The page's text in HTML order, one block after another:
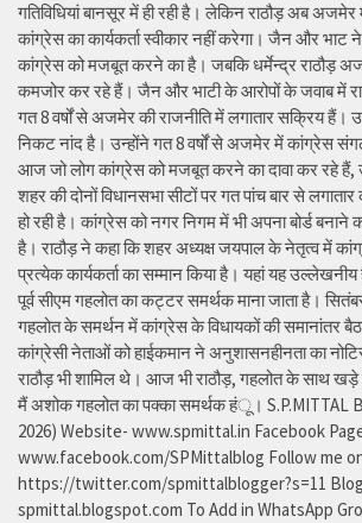
गतिविधियां बानसूर में ही रही है। लेकिन राठौड़ अब
कांग्रेस का कार्यकर्ता स्वीकार नहीं करेगा। जैन और भाट ने
कांग्रेस को मजबूत करने का है। जबकि धर्मेन्द्र राठौड़
कमजोर कर रहे हैं। जैन और भाटी के आरोपों के जवाब में
गत 8 वर्षों से अजमेर की राजनीति में लगातार सक्रिय
निकट नांद है। उन्होंने गत 8 वर्षों से अजमेर में कांग्रेस
आज जो लोग कांग्रेस को मजबूत करने का दावा कर रहे
शहर की दोनों विधानसभा सीटों पर गत पांच बार से लगातार
हो रही है। कांग्रेस को नगर निगम में भी अपना बोर्ड बनाने
है। राठौड़ ने कहा कि शहर अध्यक्ष जयपाल के नेतृत्व में
प्रत्येक कार्यकर्ता का सम्मान किया है। यहां यह उल्लेखनीय
पूर्व सीएम गहलोत का कट्टर समर्थक माना जाता है।
गहलोत के समर्थन में कांग्रेस के विधायकों की समानांतर
कांग्रेसी नेताओं को हाईकमान ने अनुशासनहीनता का
राठौड़ भी शामिल थे। आज भी राठौड़, गहलोत के साथ खड़े
मैं अशोक गहलोत का पक्का समर्थक हंू। S.P.MITTAL
2026) Website- www.spmittal.in Facebook
www.facebook.com/SPMittalblog Follow me
https://twitter.com/spmittalblogger?s=11
spmittal.blogspot.com To Add in WhatsApp